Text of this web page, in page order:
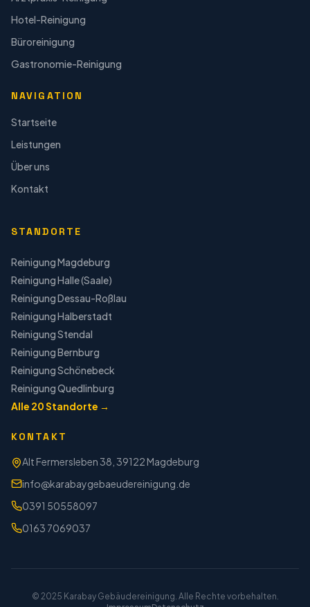
Hotel-Reinigung
Büroreinigung
Gastronomie-Reinigung
NAVIGATION
Startseite
Leistungen
Über uns
Kontakt
STANDORTE
ReinigungMagdeburg
ReinigungHalle (Saale)
ReinigungDessau-Roßlau
ReinigungHalberstadt
ReinigungStendal
ReinigungBernburg
ReinigungSchönebeck
ReinigungQuedlinburg
Alle 20Standorte →
KONTAKT
Alt Fermersleben 38, 39122 Magdeburg
info@karabaygebaeudereinigung.de
0391 50558097
0163 7069037
© 2025 Karabay Gebäudereinigung. Alle Rechte vorbehalten.